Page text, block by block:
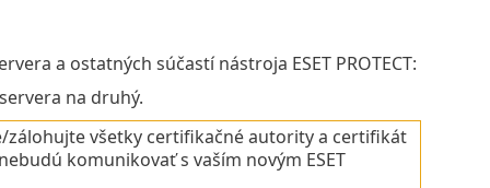
a ostatných súčastí nástroja ESET PROTECT:
na druhý.
zálohujte všetky certifikačné autority a certifikát
nebudú komunikovať s vaším novým ESET